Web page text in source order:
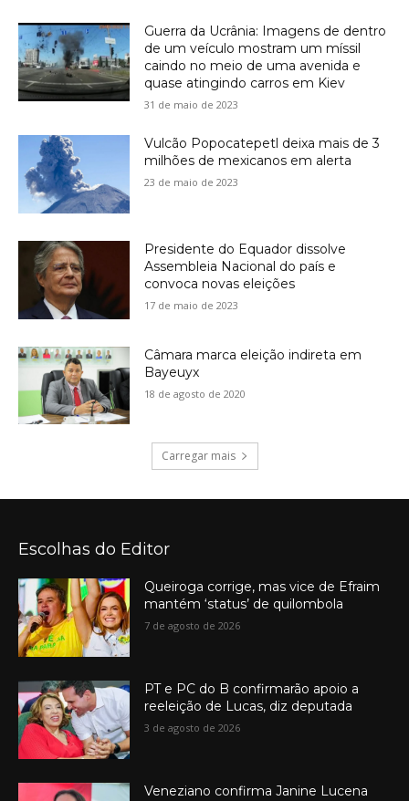
Guerra da Ucrânia: Imagens de dentro
de um veículo mostram um míssil
caindo no meio de uma avenida e
quase atingindo carros em Kiev
31 de maio de 2023
Vulcão Popocatepetl deixa mais de 3
milhões de mexicanos em alerta
23 de maio de 2023
Presidente do Equador dissolve
Assembleia Nacional do país e
convoca novas eleições
17 de maio de 2023
Câmara marca eleição indireta em
Bayeuyx
18 de agosto de 2020
Carregar mais
Escolhas do Editor
Queiroga corrige, mas vice de Efraim
mantém ‘status’ de quilombola
7 de agosto de 2026
PT e PC do B confirmarão apoio a
reeleição de Lucas, diz deputada
3 de agosto de 2026
Veneziano confirma Janine Lucena